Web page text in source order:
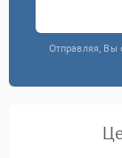
Отправляя, Вы